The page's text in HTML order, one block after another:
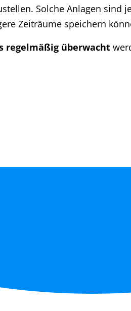
Solche Anlagen sind
Zeiträume speichern
regelmäßig überwacht